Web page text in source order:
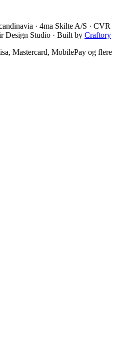
· 4ma Skilte A/S · CVR
Design Studio · Built by Craftory